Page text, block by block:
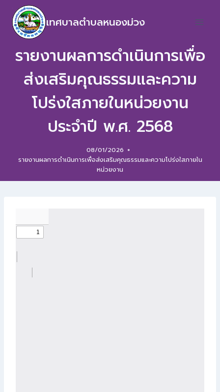
เทศบาลตำบลหนองม่วง
รายงานผลการดำเนินการเพื่อ
ส่งเสริมคุณธรรมและความ
โปร่งใสภายในหน่วยงาน
ประจำปี พ.ศ. 2568
08/01/2026
รายงานผลการดำเนินการเพื่อส่งเสริมคุณธรรมและความโปร่งใสภายใน
หน่วยงาน